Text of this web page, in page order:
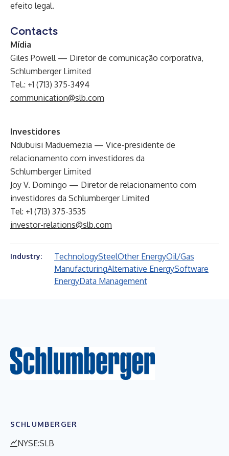
efeito legal.
Contacts
Mídia
Giles Powell — Diretor de comunicação corporativa,
Schlumberger Limited
Tel.: +1 (713) 375-3494
communication@slb.com
Investidores
Ndubuisi Maduemezia — Vice-presidente de
relacionamento com investidores da
Schlumberger Limited
Joy V. Domingo — Diretor de relacionamento com
investidores da Schlumberger Limited
Tel: +1 (713) 375-3535
investor-relations@slb.com
Industry: TechnologySteelOther EnergyOil/Gas
ManufacturingAlternative EnergySoftware
EnergyData Management
SCHLUMBERGER
NYSE:SLB